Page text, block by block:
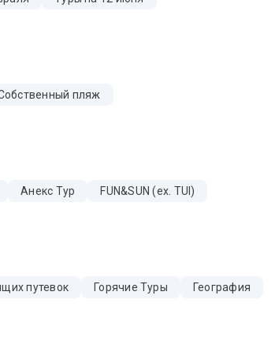
пляж
Анекс Тур FUN&SUN (ex. TUI)
путевок Горячие Туры
География